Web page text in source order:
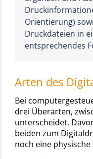
Orientierung)
Druckdateien in
entsprechendes
Arten des
Bei
drei Überarten,
unterscheidet.
beiden zum
noch eine